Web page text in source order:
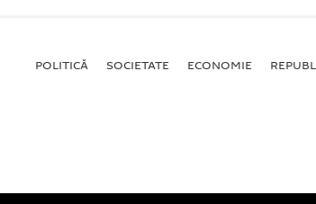
POLITICĂ SOCIETATE ECONOMIE